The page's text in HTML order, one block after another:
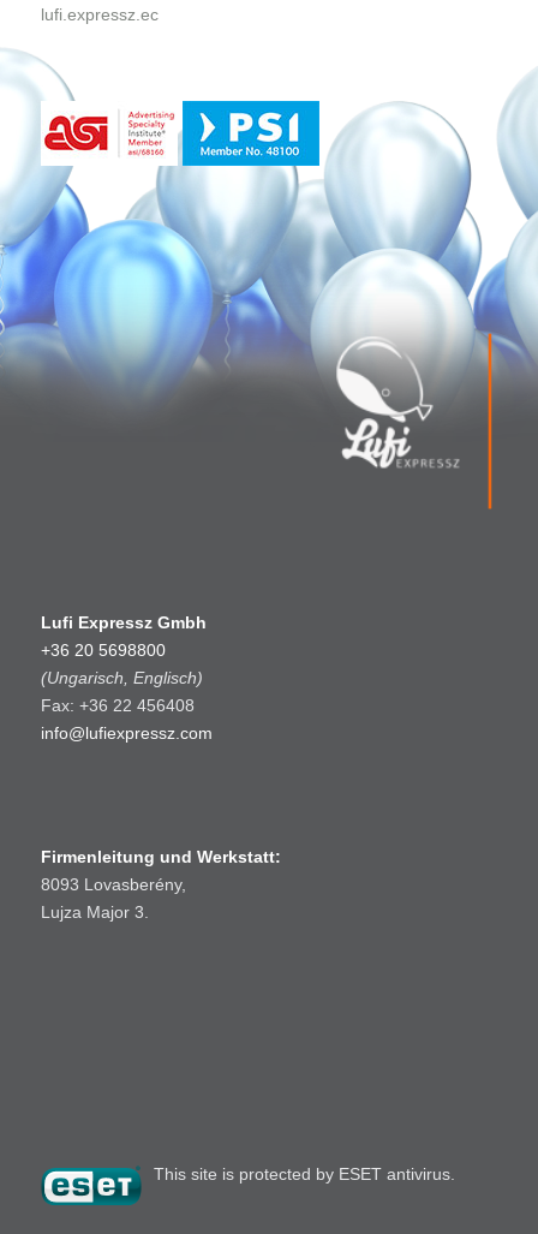
lufi.expressz.ec
Lufi Expressz Gmbh
+36 20 5698800
(Ungarisch, Englisch)
Fax: +36 22 456408
info@lufiexpressz.com
Firmenleitung und Werkstatt:
8093 Lovasberény,
Lujza Major 3.
This site is protected by ESET antivirus.